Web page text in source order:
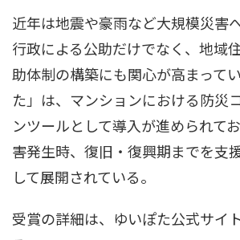
近年は地震や豪雨など大規模災害
行政による公助だけでなく、地域
助体制の構築にも関心が高まって
た」は、マンションにおける防災
ンツールとして導入が進められて
害発生時、復旧・復興期までを支
して展開されている。
受賞の詳細は、ゆいぽた公式サイ